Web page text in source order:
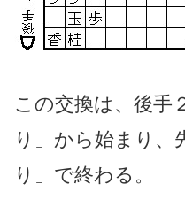
この交換は、後手
り」から始まり、
り」で終わる。